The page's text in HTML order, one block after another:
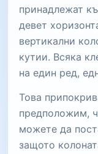
принадлежат
девет
вертикални
кутии. Всяка
на един ред,
Това
предположим,
можете да
защото